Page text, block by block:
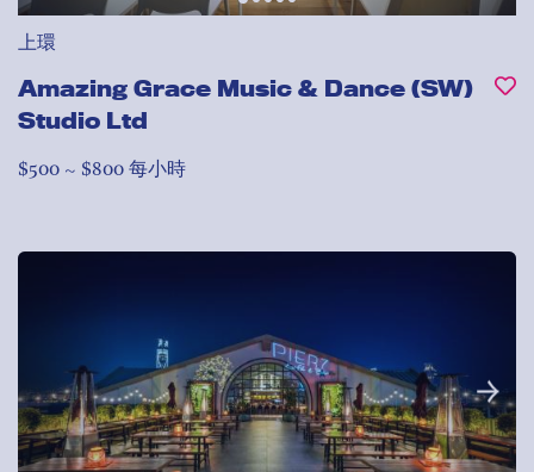
上環
Amazing Grace Music & Dance (SW)
Studio Ltd
$500 ~ $800 每小時